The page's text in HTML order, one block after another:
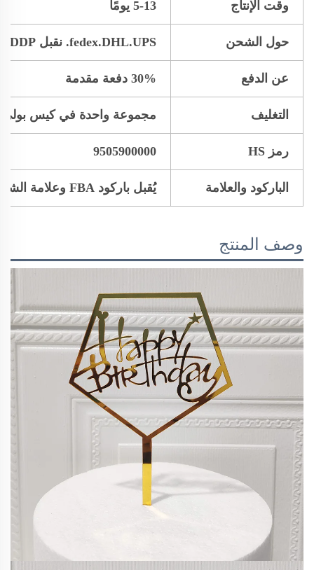
وقت الإنتاج 5-13 يومًا
حول الشحن fedex.DHL.UPS. نقبل DDP
عن الدفع 30% دفعة مقدمة
التغليف مجموعة واحدة في كيس
رمز HS 9505900000
الباركود والعلامة يُقبل باركود FBA وعلامة الشحن
وصف المنتج